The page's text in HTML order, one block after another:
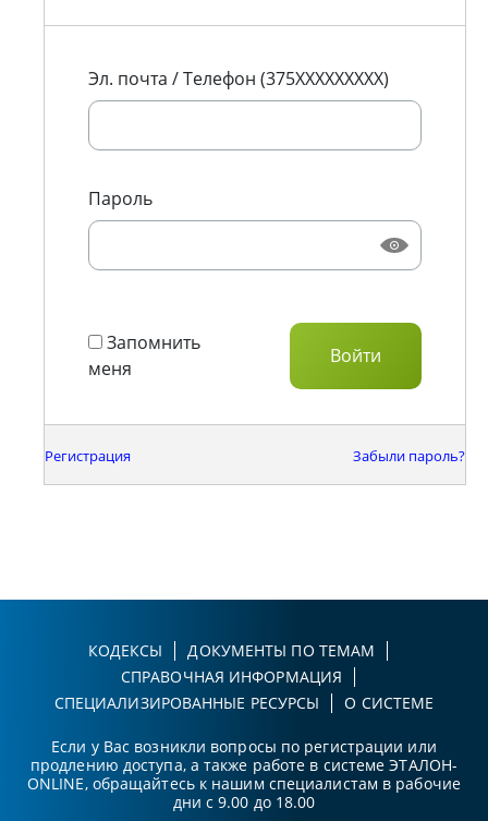
Эл. почта / Телефон (375XXXXXXXXX)
Пароль
Запомнить
меня
Регистрация Забыли пароль?
КОДЕКСЫ
ДОКУМЕНТЫ ПО ТЕМАМ
СПРАВОЧНАЯ ИНФОРМАЦИЯ
СПЕЦИАЛИЗИРОВАННЫЕ РЕСУРСЫ
О СИСТЕМЕ
Если у Вас возникли вопросы по регистрации или
продлению доступа, а также работе в системе ЭТАЛОН-
ONLINE, обращайтесь к нашим специалистам в рабочие
дни с 9.00 до 18.00